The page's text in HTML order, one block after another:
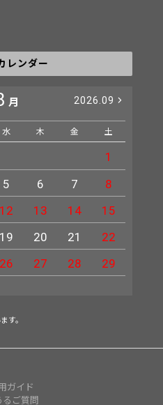
レンダー
月 2026.09
水 木 金 土
1
5 6 7
8
12 13 14
15
19 20 21
22
26 27 28
29
す。
ガイド
るご質問